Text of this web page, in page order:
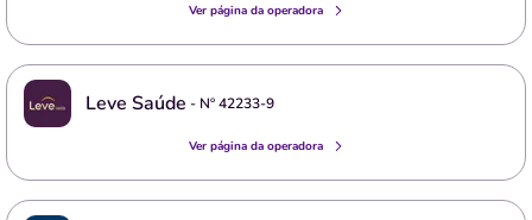
Ver página da operadora
Leve Saúde - Nº42233-9
Ver página da operadora